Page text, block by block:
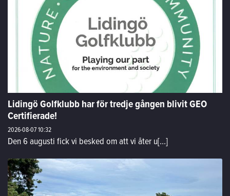
Lidingö Golfklubb har för tredje gången blivit GEO
Certifierade!
2026-08-0710:32
Den 6 augusti fick vi besked om att vi åter u[...]